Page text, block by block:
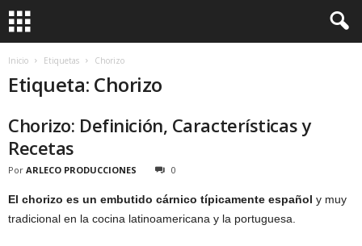
Inicio Etiquetas Chorizo
Etiqueta: Chorizo
Chorizo: Definición, Características y
Recetas
Por ARLECO PRODUCCIONES 0
El chorizo es un embutido cárnico típicamente español y muy
tradicional en la cocina latinoamericana y la portuguesa.